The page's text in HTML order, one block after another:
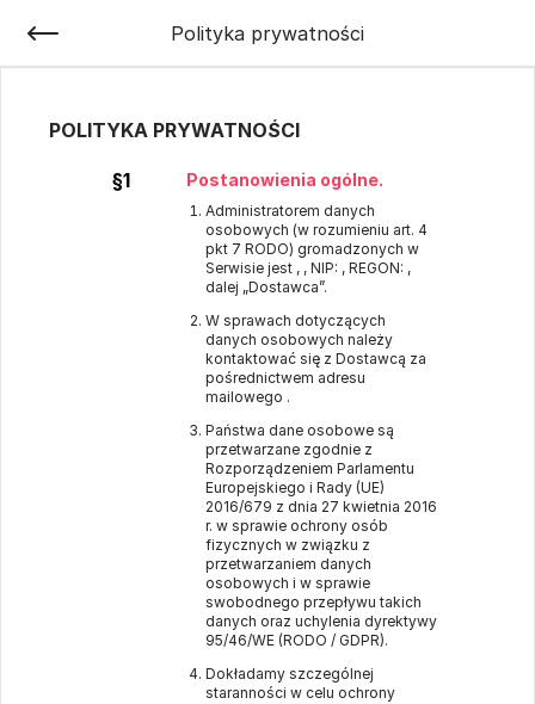
Polityka prywatności
POLITYKA PRYWATNOŚCI
§1 Postanowienia ogólne.
Administratorem danych
osobowych (w rozumieniu art. 4
pkt 7 RODO) gromadzonych w
Serwisie jest , , NIP: , REGON: ,
dalej „Dostawca”.
W sprawach dotyczących
danych osobowych należy
kontaktować się z Dostawcą za
pośrednictwem adresu
mailowego .
Państwa dane osobowe są
przetwarzane zgodnie z
Rozporządzeniem Parlamentu
Europejskiego i Rady (UE)
2016/679 z dnia 27 kwietnia 2016
r. w sprawie ochrony osób
fizycznych w związku z
przetwarzaniem danych
osobowych i w sprawie
swobodnego przepływu takich
danych oraz uchylenia dyrektywy
95/46/WE (RODO / GDPR).
Dokładamy szczególnej
staranności w celu ochrony